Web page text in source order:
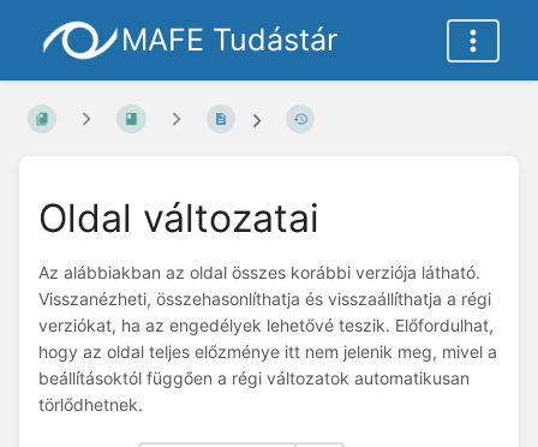
MAFE Tudástár
Oldal változatai
Az alábbiakban az oldal összes korábbi verziója látható.
Visszanézheti, összehasonlíthatja és visszaállíthatja a régi
verziókat, ha az engedélyek lehetővé teszik. Előfordulhat,
hogy az oldal teljes előzménye itt nem jelenik meg, mivel a
beállításoktól függően a régi változatok automatikusan
törlődhetnek.